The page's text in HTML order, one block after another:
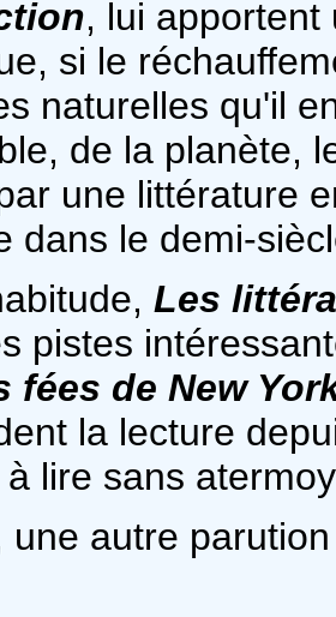
, lui
si le
naturelles qu'il
de la planète,
une littérature
dans le demi-
Les
pistes
fées de New
la lecture
lire sans
une autre